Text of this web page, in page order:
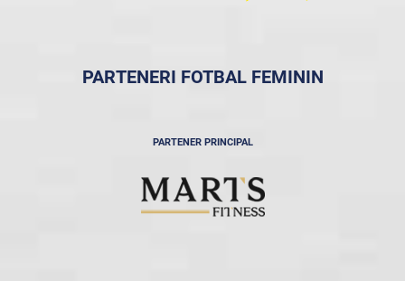
PARTENERI FOTBAL FEMININ
PARTENER PRINCIPAL